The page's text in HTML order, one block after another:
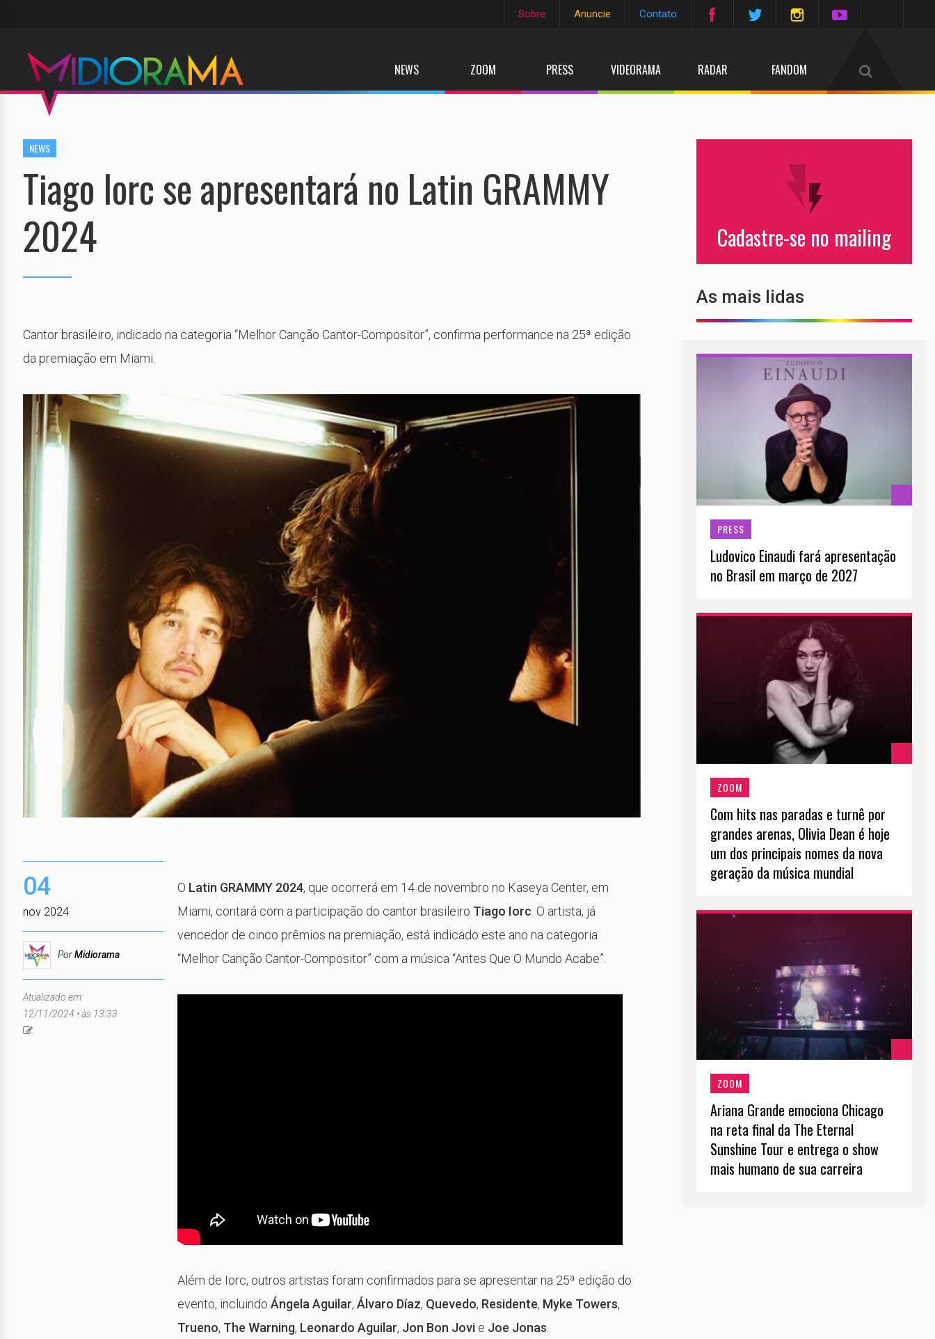
Sobre Anuncie Contato
NEWS ZOOM PRESS VIDEORAMA RADAR FANDOM
Cadastre-se no mailing
As mais lidas
PRESS
Ludovico Einaudi fará apresentação
no Brasil em março de 2027
ZOOM
Com hits nas paradas e turnê por
grandes arenas, Olivia Dean é hoje
um dos principais nomes da nova
geração da música mundial
ZOOM
Ariana Grande emociona Chicago
na reta final da The Eternal
Sunshine Tour e entrega o show
mais humano de sua carreira
NEWS
Tiago Iorc se apresentará no Latin GRAMMY
2024
Cantor brasileiro, indicado na categoria “Melhor Canção Cantor-Compositor”, confirma performance na 25ª edição
da premiação em Miami.
04
nov 2024
PorMidiorama
Atualizado em:
12/11/2024 • às 13:33
O Latin GRAMMY 2024, que ocorrerá em 14 de novembro no Kaseya Center, em
Miami, contará com a participação do cantor brasileiro Tiago Iorc . O artista, já
vencedor de cinco prêmios na premiação, está indicado este ano na categoria
“Melhor Canção Cantor-Compositor” com a música “Antes Que O Mundo Acabe”.
Além de Iorc, outros artistas foram confirmados para se apresentar na 25ª edição do
evento, incluindo Ángela Aguilar, Álvaro Díaz, Quevedo, Residente, Myke Towers,
Trueno, The Warning, Leonardo Aguilar, Jon Bon Jovi e Joe Jonas